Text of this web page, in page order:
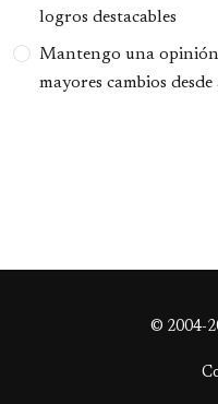
logros destacables
Mantengo una
mayores cambios
© 2004-